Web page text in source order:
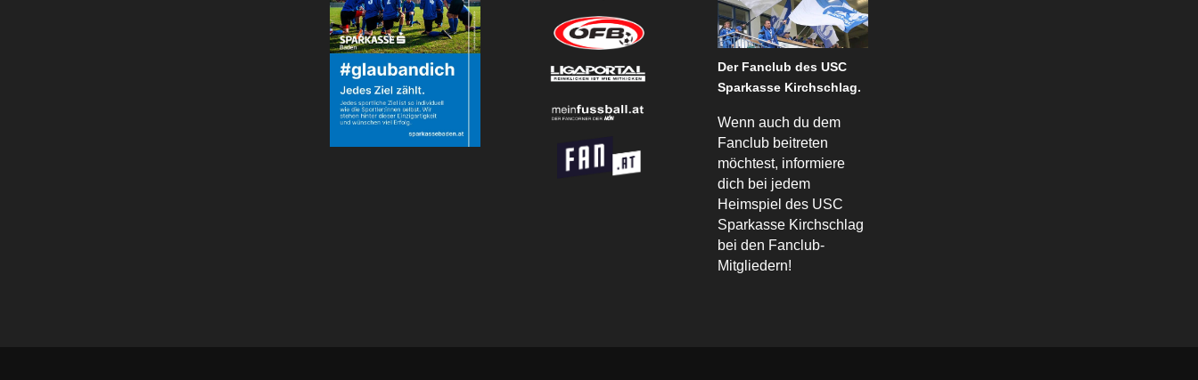
Der Fanclub des USC
Sparkasse Kirchschlag.
Wenn auch du dem
Fanclub beitreten
möchtest, informiere
dich bei jedem
Heimspiel des USC
Sparkasse Kirchschlag
bei den Fanclub-
Mitgliedern!